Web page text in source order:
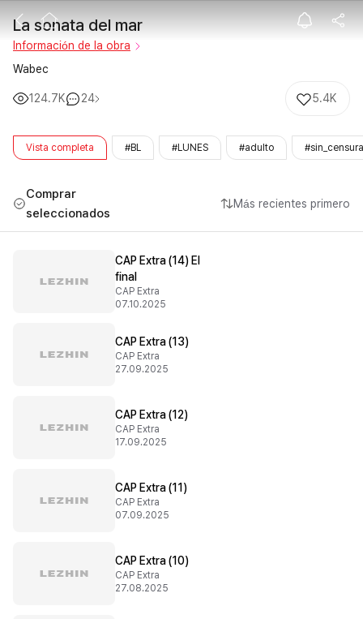
La sonata del
La sonata del mar
Información de la obra
Wabec
124.7K 24 5.4K
Vista completa #BL #LUNES #adulto #sin_censura
Comprar
seleccionados
Más recientes primero
CAP Extra (14) El
final
CAP Extra
07.10.2025
CAP Extra (13)
CAP Extra
27.09.2025
CAP Extra (12)
CAP Extra
17.09.2025
CAP Extra (11)
CAP Extra
07.09.2025
CAP Extra (10)
CAP Extra
27.08.2025